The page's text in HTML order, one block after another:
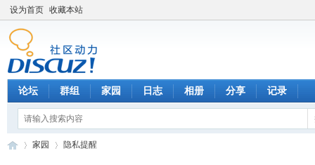
设为首页 收藏本站
论坛 群组 家园 日志 相册 分享 记录
家园 隐私提醒